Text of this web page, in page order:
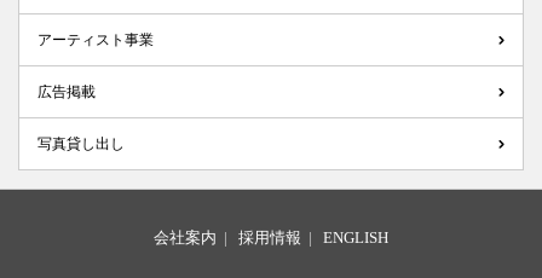
アーティスト事業
広告掲載
写真貸し出し
会社案内 | 採用情報 | ENGLISH